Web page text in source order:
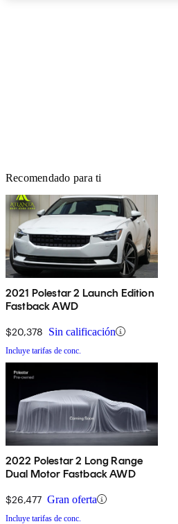
Recomendado para ti
2021 Polestar 2 Launch Edition
Fastback AWD
$20,378 Sin calificación
Incluye tarifas de conc.
2022 Polestar 2 Long Range
Dual Motor Fastback AWD
$26,477 Gran oferta
Incluye tarifas de conc.